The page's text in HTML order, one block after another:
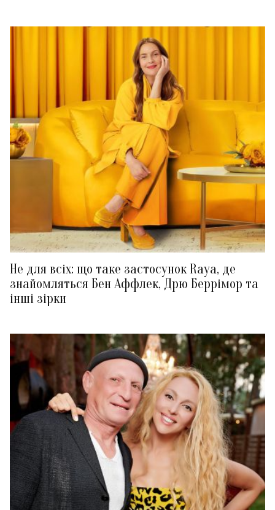
Не для всіх: що таке застосунок Raya, де
знайомляться Бен Аффлек, Дрю Беррімор та
інші зірки